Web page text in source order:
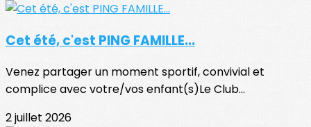
Cet été, c'est PING FAMILLE...
Venez partager un moment sportif, convivial et
complice avec votre/vos enfant(s)Le Club...
2 juillet 2026